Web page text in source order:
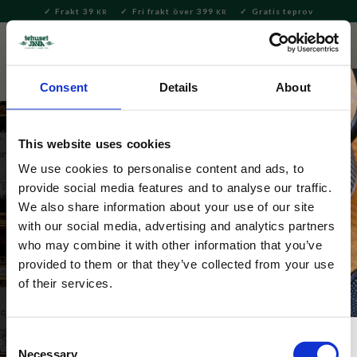
Consent Details About
This website uses cookies
We use cookies to personalise content and ads, to
provide social media features and to analyse our traffic.
We also share information about your use of our site
with our social media, advertising and analytics partners
who may combine it with other information that you’ve
provided to them or that they’ve collected from your use
of their services.
Consent
Necessary
Meny
Frakt 39 KR Fri frakt över 399 KR Gratis teprov